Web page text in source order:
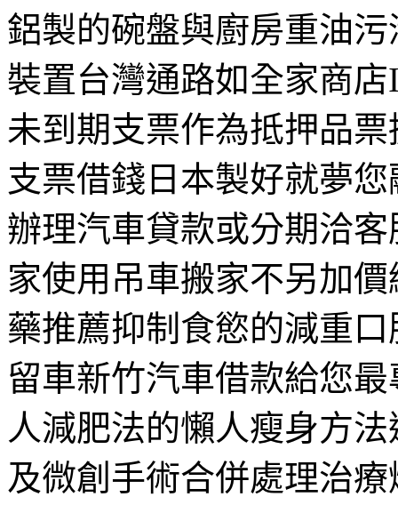
鋁製的碗盤與廚房重油
裝置台灣通路如全家商
未到期支票作為抵押品
支票借錢日本製好就夢
辦理汽車貸款或分期洽
家使用吊車搬家不另加
藥推薦抑制食慾的減重
留車新竹汽車借款給您
人減肥法的懶人瘦身方
及微創手術合併處理治